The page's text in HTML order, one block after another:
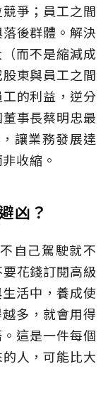
爭；員工之間
後群體。解決
而不是縮減成
東與員工之間
的利益，逆分
事長蔡明忠最
讓業務發展達
收縮。
凶？
自己駕駛就不
花錢訂閱高級
活中，養成使
多，就會用得
這是一件每個
人，可能比大